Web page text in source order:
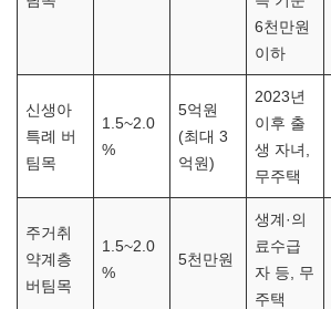
6천만원
이하
신생아
특례 버
팀목
1.5~2.0
%
5억원
(최대 3
억원)
2023년
이후 출
생 자녀,
무주택
주거취
약계층
버팀목
1.5~2.0
%
5천만원
생계·의
료수급
자 등, 무
주택